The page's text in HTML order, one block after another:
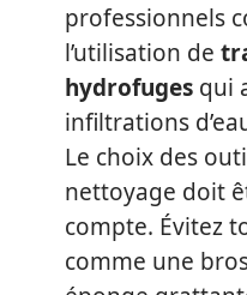
professionnels
l’utilisation de
hydrofuges qui
infiltrations
Le choix des
nettoyage doit
compte. Évitez
comme une